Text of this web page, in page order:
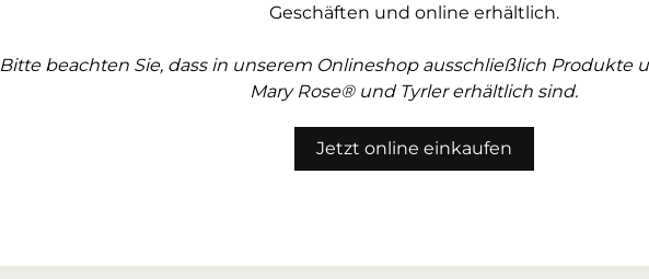
Geschäften und online erhältlich.
Bitte beachten Sie, dass in unserem Onlineshop ausschließlich Produkte
Mary Rose® und Tyrler erhältlich sind.
Jetzt online einkaufen